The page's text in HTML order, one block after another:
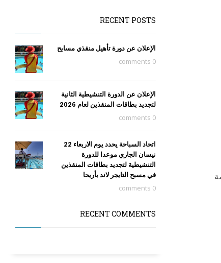
RECENT POSTS
الإعلان عن دورة تأهيل منقذي مسابح
0 comments
الإعلان عن الدورة التنشيطية الثانية
لتجديد بطاقات المنقذين لعام 2026
0 comments
اتحاد السباحة يحدد يوم الاربعاء 22
نيسان الجاري موعدا للدورة
التنشيطية لتجديد بطاقات المنقذين
في مسبح التايجر لاند بأريحا
0 comments
RECENT COMMENTS